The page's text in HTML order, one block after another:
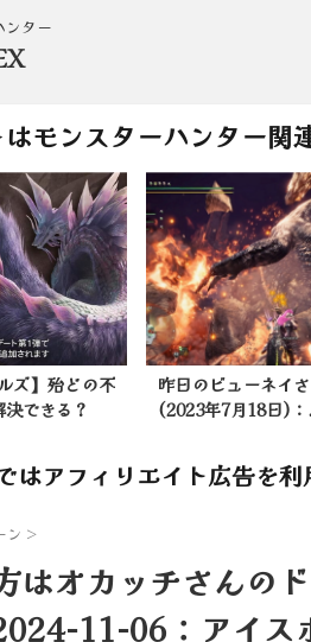
ンター
モンスターハンター関
さん部屋情報
)：...
【モンハンワイル
れってそんなに気に
はアフィリエイト広告を利
ン >
はオカッチさんの
11-06：アイス